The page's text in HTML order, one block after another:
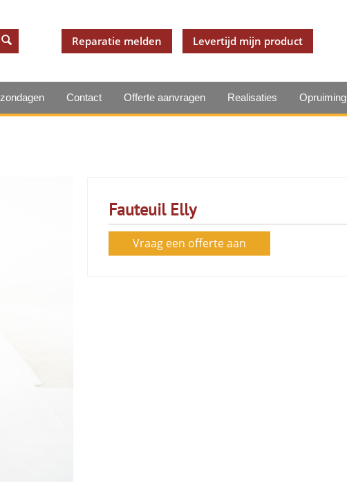
Reparatie melden Levertijd mijn product
Contact Offerte aanvragen Realisaties Opruiming
Fauteuil Elly
Vraag een offerte aan